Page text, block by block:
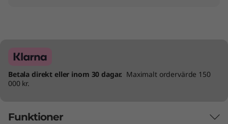
Betala direkt eller inom 30 dagar. Maximalt ordervärde 150
000 kr.
Funktioner